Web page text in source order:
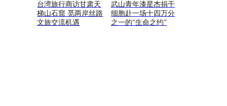
台湾旅行商访甘肃天
梯山石窟 觅两岸丝路
文旅交流机遇
武山青年漆星杰捐干
细胞赴一场十四万分
之一的“生命之约”